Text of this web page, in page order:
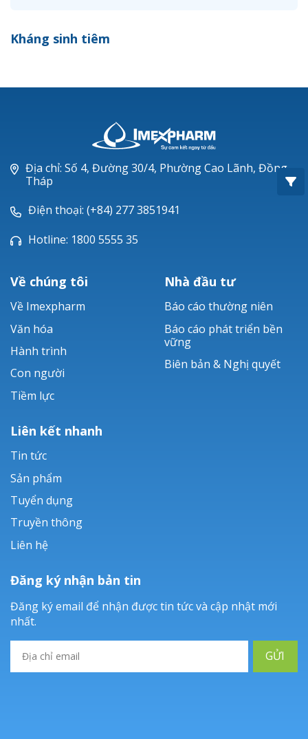
Ceftizoxim®
Piperacillin
Ticarlinat®
Zobacta®
Bacsulfo®
Kháng sinh tiêm
Địa chỉ: Số 4, Đường 30/4, Phường Cao Lãnh, Đồng
Tháp
Điện thoại: (+84) 277 3851941
Hotline: 1800 5555 35
Về chúng tôi
Về Imexpharm
Văn hóa
Hành trình
Con người
Tiềm lực
Nhà đầu tư
Báo cáo thường niên
Báo cáo phát triển bền
vững
Biên bản & Nghị quyết
Liên kết nhanh
Tin tức
Sản phẩm
Tuyển dụng
Truyền thông
Liên hệ
Đăng ký nhận bản tin
Đăng ký email để nhận được tin tức và cập nhật mới
nhất.
GỬI